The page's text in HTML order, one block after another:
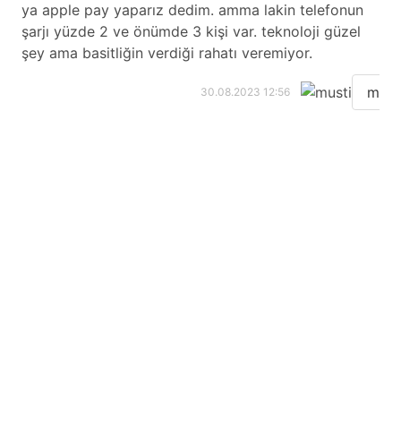
ya apple pay yaparız dedim. amma lakin telefonun
şarjı yüzde 2 ve önümde 3 kişi var. teknoloji güzel
şey ama basitliğin verdiği rahatı veremiyor.
30.08.2023 12:56